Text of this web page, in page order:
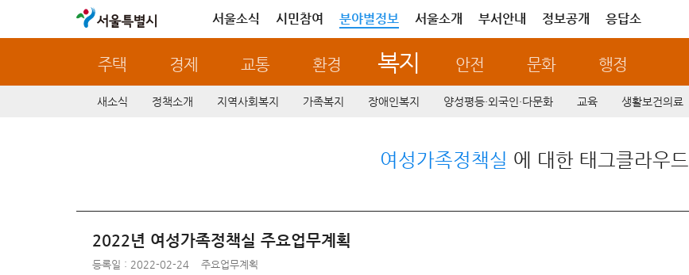
서울특별시 서울소식 시민참여 분야별정보 서울소개 부서안내 정보공개 응답소
주택 경제 교통 환경 복지 안전 문화 행정
새소식 정책소개 지역사회복지 가족복지 장애인복지 양성평등·외국인·다문화 교육 생활보건의료
여성가족정책실 에 대한 태그클라우드
2022년 여성가족정책실 주요업무계획
등록일 : 2022-02-24 주요업무계획